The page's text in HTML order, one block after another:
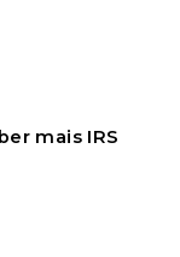
mais IRS